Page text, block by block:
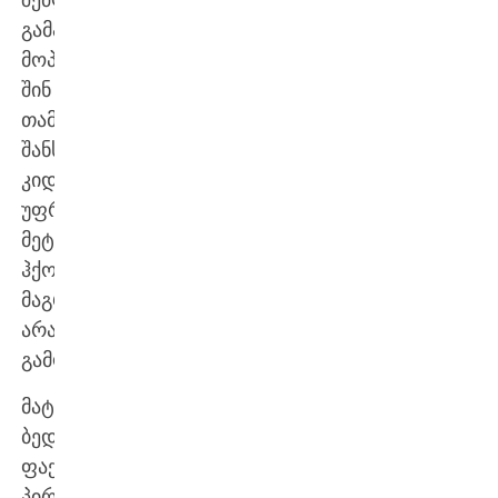
გამარჯვების
მოპოვება,
შინ
თამაშისას
შანსები
კიდევ
უფრო
მეტი
ჰქონდა,
მაგრამ
არაფერი
გამოუვიდა.
მატჩის
ბედი,
ფაქტობრივად,